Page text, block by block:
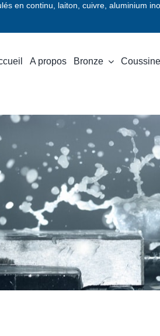
en continu, laiton, cuivre, aluminium
A propos Bronze